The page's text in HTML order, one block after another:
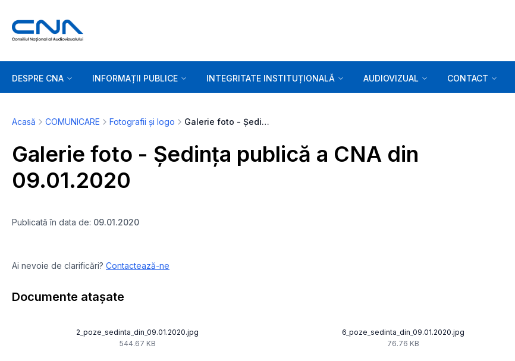
DESPRE CNA INFORMAȚII PUBLICE INTEGRITATE INSTITUȚIONALĂ AUDIOVIZUAL CONTACT
Acasă COMUNICARE Fotografii și logo Galerie foto - Ședința publică a CNA din 09.01.2020
Galerie foto - Ședința publică a CNA din
09.01.2020
Publicată în data de: 09.01.2020
Ai nevoie de clarificări? Contactează-ne
Documente atașate
2_poze_sedinta_din_09.01.2020.jpg
544.67 KB
6_poze_sedinta_din_09.01.2020.jpg
76.76 KB